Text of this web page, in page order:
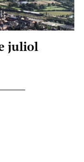
juliol